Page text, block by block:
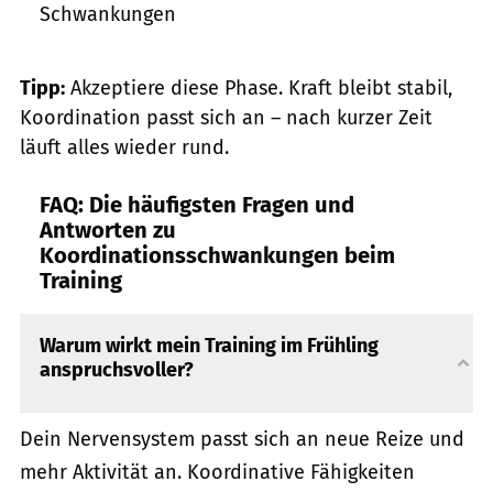
Schwankungen
Tipp: Akzeptiere diese Phase. Kraft bleibt stabil,
Koordination passt sich an – nach kurzer Zeit
läuft alles wieder rund.
FAQ: Die häufigsten Fragen und
Antworten zu
Koordinationsschwankungen beim
Training
Warum wirkt mein Training im Frühling
anspruchsvoller?
Dein Nervensystem passt sich an neue Reize und
mehr Aktivität an. Koordinative Fähigkeiten